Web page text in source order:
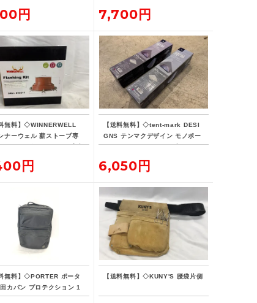
円 7,700円
無料】◇WINNERWELL
ナーウェル 薪ストーブ専
ッシングキット パイプブ
円
【送料無料】◇tent-mark DESI
GNS テンマクデザイン モノポー
ルインナーテント ファブリック 2
6,050円
料無料】◇PORTER ポータ
カバン プロテクション 1
パック リュックサック
【送料無料】◇KUNY'S 腰袋片側